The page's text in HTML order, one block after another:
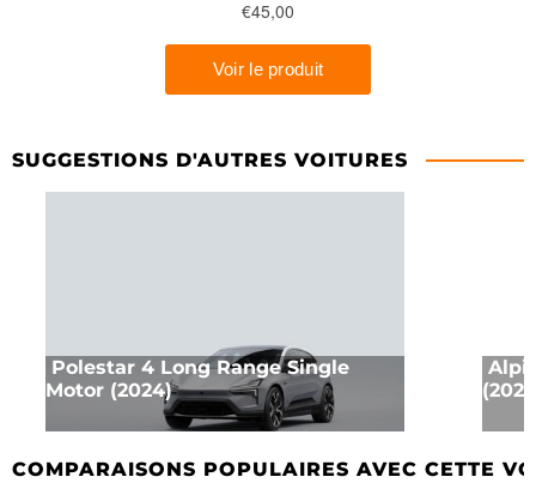
SUGGESTIONS D'AUTRES VOITURES
Polestar 4 Long Range Single
Motor (2024)
COMPARAISONS POPULAIRES AVEC CETTE